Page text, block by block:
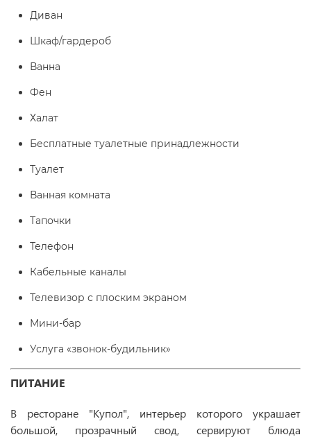
Диван
Шкаф/гардероб
Ванна
Фен
Халат
Бесплатные туалетные принадлежности
Туалет
Ванная комната
Тапочки
Телефон
Кабельные каналы
Телевизор с плоским экраном
Мини-бар
Услуга «звонок-будильник»
ПИТАНИЕ
В ресторане "Купол", интерьер которого украшает
большой, прозрачный свод, сервируют блюда